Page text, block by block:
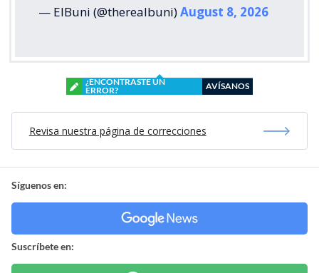
— ElBuni (@therealbuni)August 8, 2026
¿ENCONTRASTE UN
ERROR?
AVÍSANOS
Revisa nuestra página de correcciones
Síguenos en:
Suscríbete en: